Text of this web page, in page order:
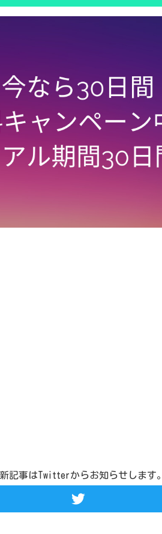
記事はTwitterからお知らせします。